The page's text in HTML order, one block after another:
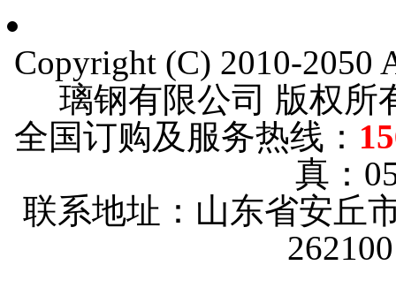
Copyright (C) 2010-2050
璃钢有限公司 版权
全国订购及服务热线：
真：
联系地址：山东省安丘